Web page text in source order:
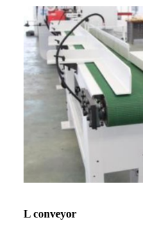
L conveyor